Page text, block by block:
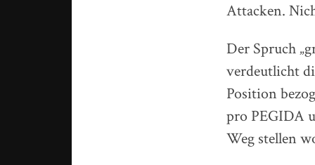
Attacken.
Der Spruch
verdeutlicht
Position
pro PEGIDA
Weg stellen